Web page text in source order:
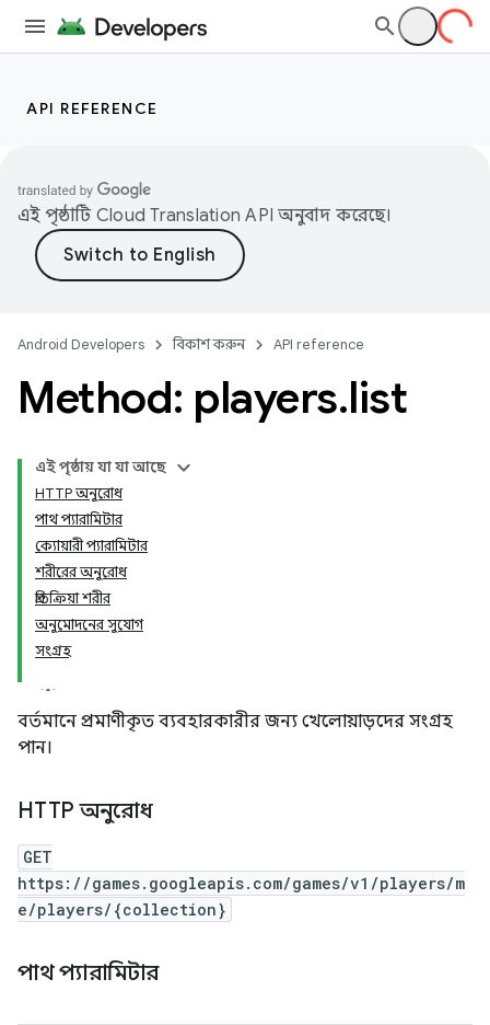
API REFERENCE
এই পৃষ্ঠাটি Cloud Translation API অনুবাদ করেছে।
Android Developers বিকাশ করুন API reference
Method: players.list
এই পৃষ্ঠায় যা যা আছে
HTTP অনুরোধ
পাথ প্যারামিটার
ক্যোয়ারী প্যারামিটার
শরীরের অনুরোধ
প্রতিক্রিয়া শরীর
অনুমোদনের সুযোগ
সংগ্রহ
বর্তমানে প্রমাণীকৃত ব্যবহারকারীর জন্য খেলোয়াড়দের সংগ্রহ
পান।
HTTP অনুরোধ
GET
https://games.googleapis.com/games/v1/players/m
e/players/{collection}
পাথ প্যারামিটার